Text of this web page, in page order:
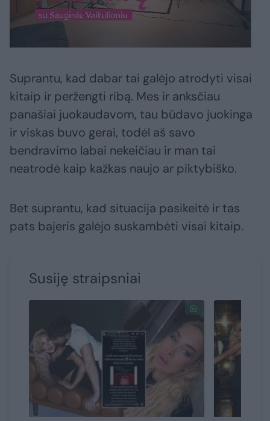
Suprantu, kad dabar tai galėjo atrodyti visai
kitaip ir peržengti ribą. Mes ir anksčiau
panašiai juokaudavom, tau būdavo juokinga
ir viskas buvo gerai, todėl aš savo
bendravimo labai nekeičiau ir man tai
neatrodė kaip kažkas naujo ar piktybiško.
Bet suprantu, kad situacija pasikeitė ir tas
pats bajeris galėjo suskambėti visai kitaip.
Susiję straipsniai